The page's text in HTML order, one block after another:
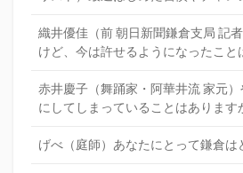
織井優佳（前 朝日新聞鎌倉支局 記
けど、今は許せるようになったこと
赤井慶子（舞踊家・阿華井流 家元
にしてしまっていることはあります
げべ（庭師）あなたにとって鎌倉は